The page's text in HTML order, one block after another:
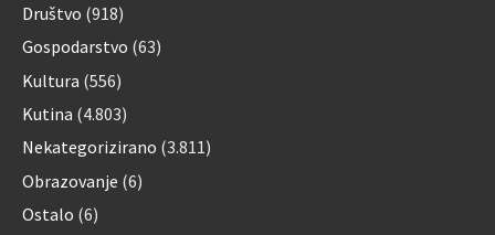
Društvo (918)
Gospodarstvo (63)
Kultura (556)
Kutina (4.803)
Nekategorizirano (3.811)
Obrazovanje (6)
Ostalo (6)